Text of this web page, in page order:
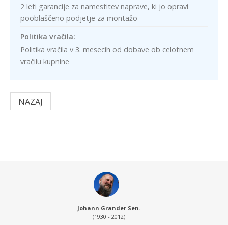
2 leti garancije za namestitev naprave, ki jo opravi
pooblaščeno podjetje za montažo
Politika vračila:
Politika vračila v 3. mesecih od dobave ob celotnem
vračilu kupnine
NAZAJ
Johann Grander Sen.
(1930 - 2012)